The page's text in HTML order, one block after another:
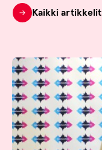
Kaikki artikkelit